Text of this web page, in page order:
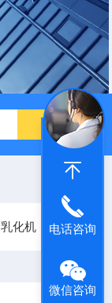
纳米药物生产
乳化机 电话咨询
微信咨询